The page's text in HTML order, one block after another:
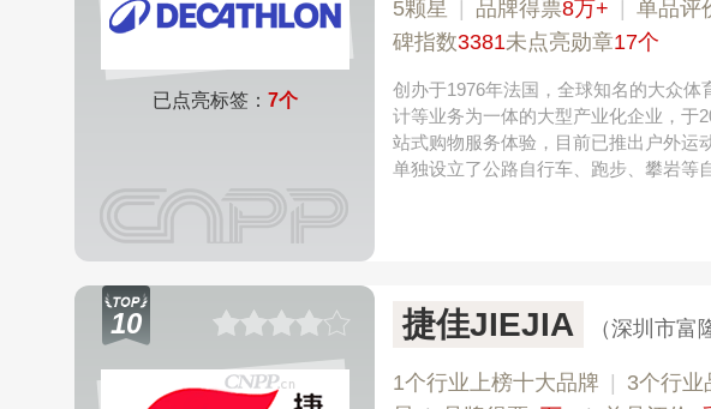
已点亮标签： 7个
5颗星
品牌得票8万+ 单品评
碑指数3381未点亮勋章17个
创办于1976年法国，全球知名的大众
计等业务为一体的大型产业化企业，于
站式购物服务体验，目前已推出户外运
单独设立了公路自行车、跑步、攀岩等
10 捷佳JIEJIA （深圳市富
1个行业上榜十大品牌 3个行业